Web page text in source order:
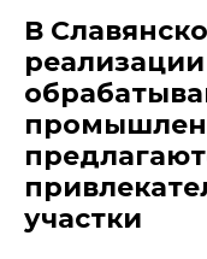
В
участки